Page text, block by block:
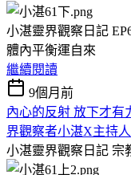
小湛靈界觀察日記
體內平衡運自來
繼續閱讀
9個月前
內心的反射 放下才
界觀察者小湛X主持
小湛靈界觀察日記 宗